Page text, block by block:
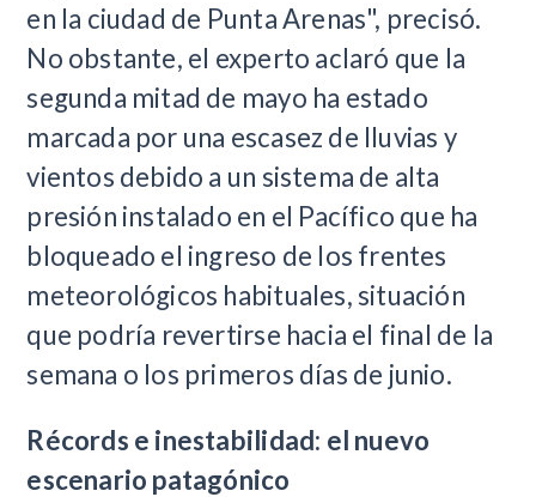
en la ciudad de Punta Arenas", precisó.
No obstante, el experto aclaró que la
segunda mitad de mayo ha estado
marcada por una escasez de lluvias y
vientos debido a un sistema de alta
presión instalado en el Pacífico que ha
bloqueado el ingreso de los frentes
meteorológicos habituales, situación
que podría revertirse hacia el final de la
semana o los primeros días de junio.
Récords e inestabilidad: el nuevo
escenario patagónico